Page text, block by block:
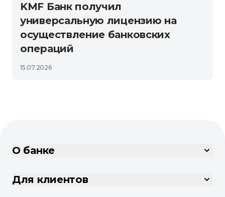
KMF Банк получил
универсальную лицензию на
осуществление банковских
операций
15.07.2026
О банке
Для клиентов